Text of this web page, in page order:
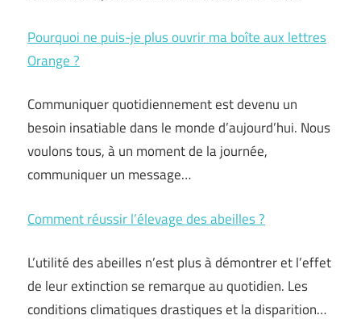
Pourquoi ne puis-je plus ouvrir ma boîte aux lettres
Orange ?
Communiquer quotidiennement est devenu un
besoin insatiable dans le monde d’aujourd’hui. Nous
voulons tous, à un moment de la journée,
communiquer un message…
Comment réussir l’élevage des abeilles ?
L’utilité des abeilles n’est plus à démontrer et l’effet
de leur extinction se remarque au quotidien. Les
conditions climatiques drastiques et la disparition…